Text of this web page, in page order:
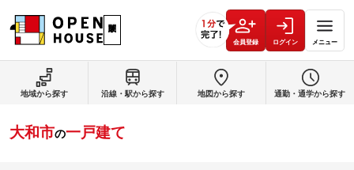
会員登録 ログイン メニュー
大和市の一戸建て
地域から探す 沿線・駅から探す 地図から探す 通勤・通学から探す